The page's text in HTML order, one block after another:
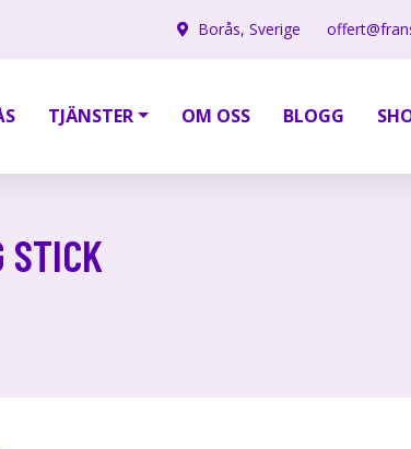
Borås, Sverige
TJÄNSTER OM OSS BLOGG
STICK